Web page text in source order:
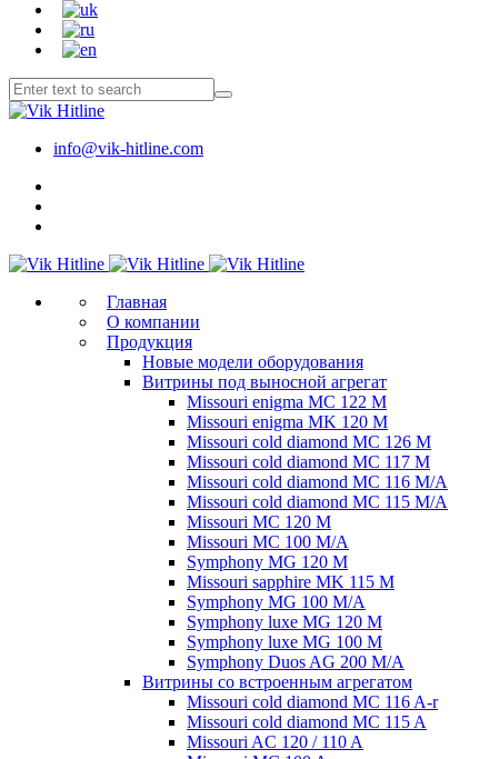
info@vik-hitline.com
Главная
О компании
Продукция
Новые модели оборудования
Витрины под выносной агрегат
Missouri enigma MC 122 M
Missouri enigma MK 120 M
Missouri cold diamond MC 126 M
Missouri cold diamond MC 117 M
Missouri cold diamond MC 116 M/A
Missouri cold diamond MC 115 M/A
Missouri MC 120 M
Missouri MC 100 M/A
Symphony MG 120 M
Missouri sapphire MK 115 M
Symphony MG 100 M/А
Symphony luxe MG 120 M
Symphony luxe MG 100 M
Symphony Duos AG 200 M/A
Витрины со встроенным агрегатом
Missouri cold diamond MC 116 A-r
Missouri cold diamond MC 115 A
Missouri AC 120 / 110 A